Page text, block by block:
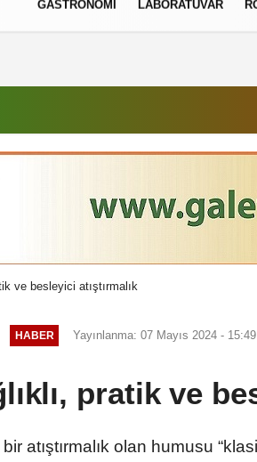
GASTRONOMI LABORATUVAR
ve besleyici atıştırmalık
HABER Yayınlanma: 07 Mayıs 2024 - 15:49
pratik ve
atıştırmalık olan humusu